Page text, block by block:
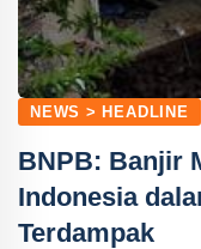
NEWS > HEADLINE
BNPB: Banjir
Indonesia
Terdampak